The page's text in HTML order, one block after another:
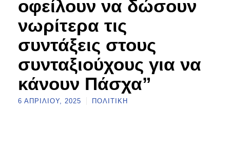
οφείλουν να δώσουν
νωρίτερα τις
συντάξεις στους
συνταξιούχους για να
κάνουν Πάσχα”
6 ΑΠΡΙΛΊΟΥ, 2025 ΠΟΛΙΤΙΚΉ